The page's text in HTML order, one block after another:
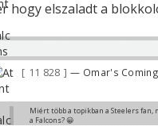
hogy elszaladt a
11 828
— Omar's Coming
Miért több a topikban a Steelers fan,
a Falcons? 😀